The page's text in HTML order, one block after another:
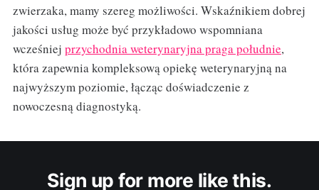
zwierzaka, mamy szereg możliwości. Wskaźnikiem dobrej
jakości usług może być przykładowo wspomniana
wcześniej przychodnia weterynaryjna praga południe,
która zapewnia kompleksową opiekę weterynaryjną na
najwyższym poziomie, łącząc doświadczenie z
nowoczesną diagnostyką.
Sign up for more like this.